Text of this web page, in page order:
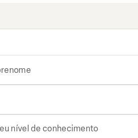
nível de conhecimento